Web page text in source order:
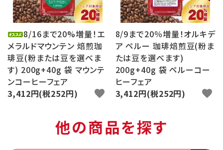
8/16まで20%増量！エ
メラルドマウンテン 焙煎珈
琲豆(粉または豆を選べま
す) 200g+40g 袋 マウンテ
ンコーヒーフェア
3,412円(税252円)
favorite
8/9まで20％増量！オルキデ
ア ペルー 珈琲焙煎豆(粉ま
たは豆を選べます)
200g+40g 袋 ペルーコー
ヒーフェア
3,412円(税252円)
favorite
他の商品を探す